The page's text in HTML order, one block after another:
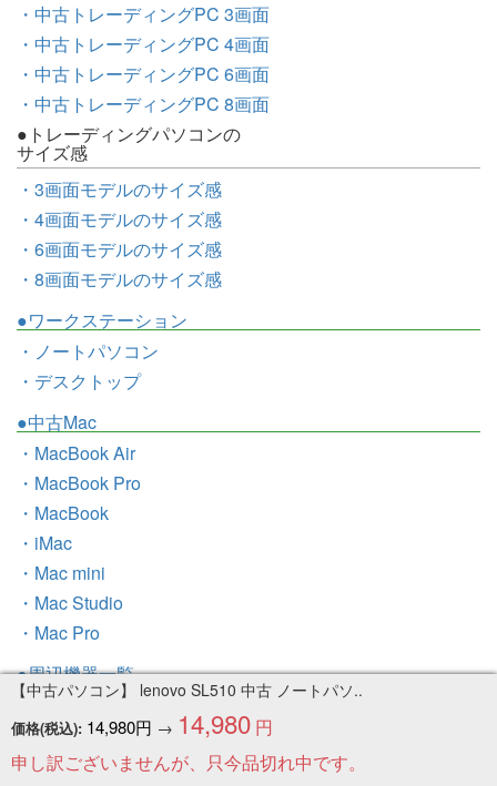
【中古パソコン】 lenovo SL510 中古 ノートパソ..
価格(税込): 14,980円 → 14,980 円
申し訳ございませんが、只今品切れ中です。
・中古トレーディングPC 3画面
・中古トレーディングPC 4画面
・中古トレーディングPC 6画面
・中古トレーディングPC 8画面
●トレーディングパソコンの
サイズ感
・3画面モデルのサイズ感
・4画面モデルのサイズ感
・6画面モデルのサイズ感
・8画面モデルのサイズ感
●ワークステーション
・ノートパソコン
・デスクトップ
●中古Mac
・MacBook Air
・MacBook Pro
・MacBook
・iMac
・Mac mini
・Mac Studio
・Mac Pro
●周辺機器一覧
●お客様の声
●お問い合わせ